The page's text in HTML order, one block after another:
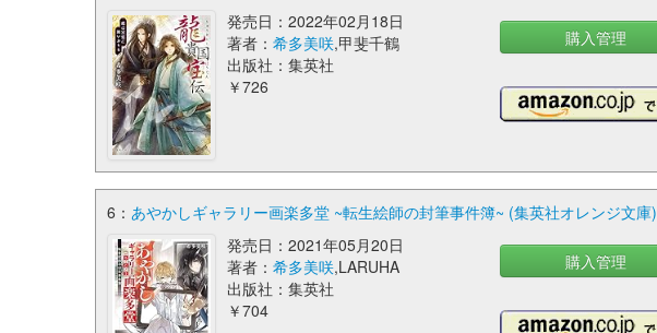
発売日：2022年02月18日
著者： 希多美咲,甲斐千鶴
出版社：集英社
￥726
購入管理
6： あやかしギャラリー画楽多堂 ~転生絵師の封筆事件簿~ (集英社オレンジ文庫)
発売日：2021年05月20日
著者： 希多美咲,LARUHA
出版社：集英社
￥704
購入管理